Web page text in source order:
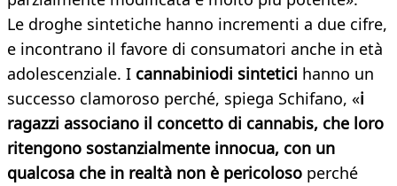
Le droghe sintetiche hanno incrementi a due cifre,
e incontrano il favore di consumatori anche in età
adolescenziale. I cannabiniodi sintetici hanno un
successo clamoroso perché, spiega Schifano, «i
ragazzi associano il concetto di cannabis, che loro
ritengono sostanzialmente innocua, con un
qualcosa che in realtà non è pericoloso perché